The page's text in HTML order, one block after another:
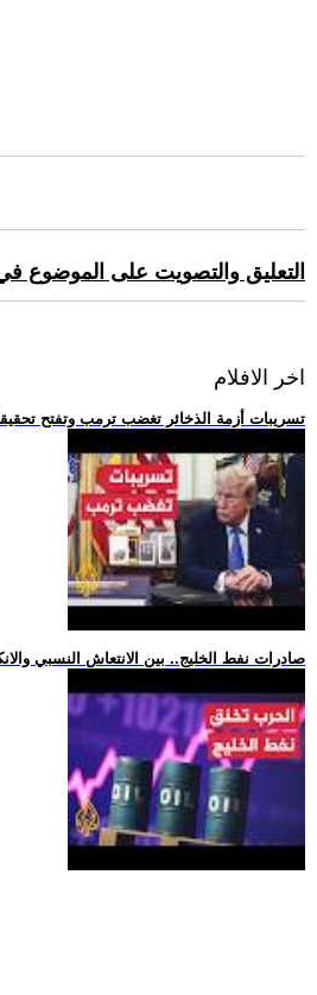
التعليق والتصويت على الموضوع
اخر الافلام
.. تسريبات أزمة الذخائر تغضب ترمب وتفتح
.. صادرات نفط الخليج.. بين الانتعاش النسبي